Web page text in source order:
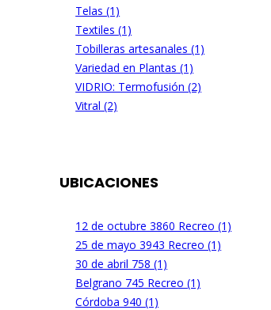
Telas (1)
Textiles (1)
Tobilleras artesanales (1)
Variedad en Plantas (1)
VIDRIO: Termofusión (2)
Vitral (2)
UBICACIONES
12 de octubre 3860 Recreo (1)
25 de mayo 3943 Recreo (1)
30 de abril 758 (1)
Belgrano 745 Recreo (1)
Córdoba 940 (1)